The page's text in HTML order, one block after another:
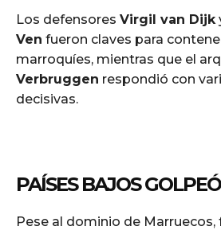
Los defensores Virgil van Dijk
Ven fueron claves para
marroquíes, mientras que el
Verbruggen respondió con
decisivas.
PAÍSES BAJOS
Pese al dominio de Marruecos,